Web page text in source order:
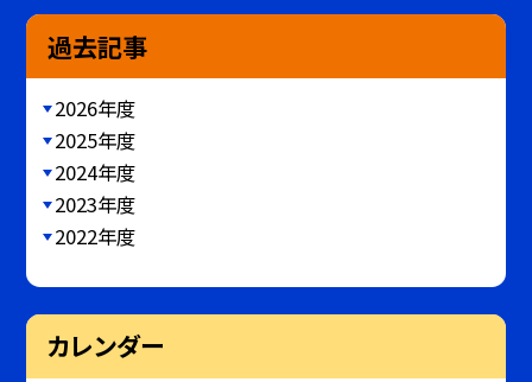
過去記事
2026年度
2025年度
2024年度
2023年度
2022年度
カレンダー